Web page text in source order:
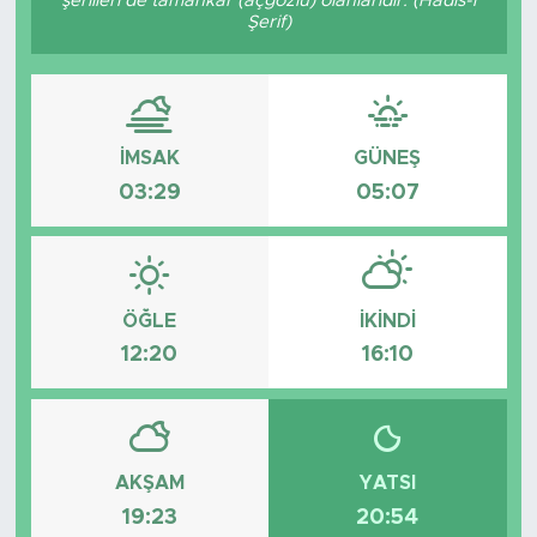
Şerif)
İMSAK
03:29
GÜNEŞ
05:07
ÖĞLE
12:20
İKINDI
16:10
AKŞAM
19:23
YATSI
20:54
Resmi İlanlar
Söyleşi
Foto Şaka
Teknoloji
Politika